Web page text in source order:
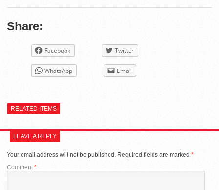
Share:
Facebook Twitter
WhatsApp Email
RELATED ITEMS
LEAVE A REPLY
Your email address will not be published. Required fields are marked *
Comment*